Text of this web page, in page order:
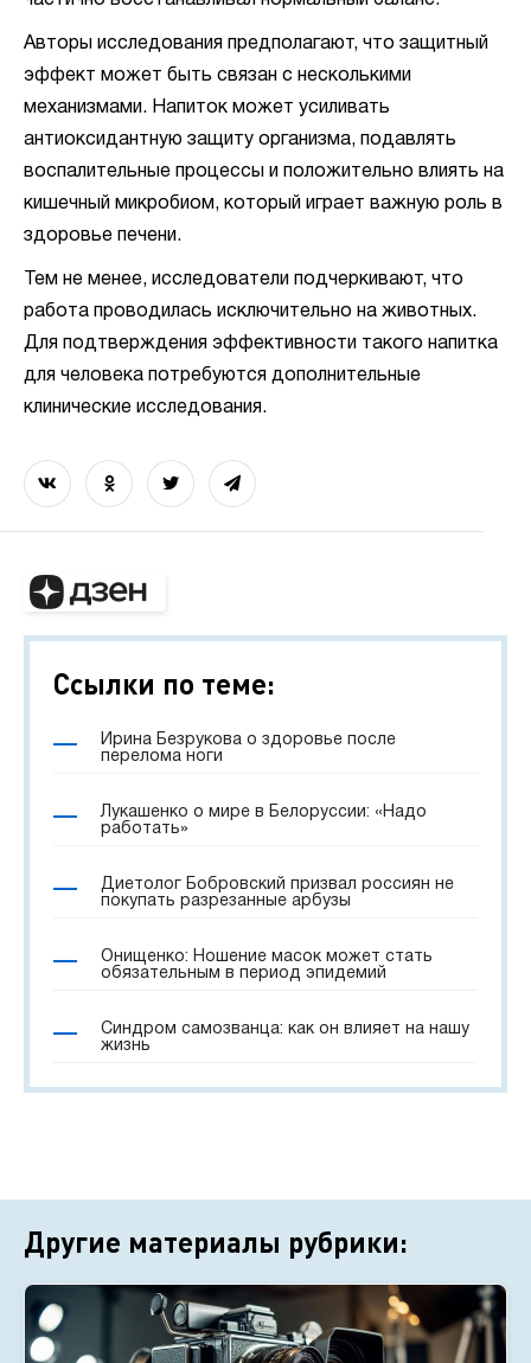
Авторы исследования предполагают, что защитный
эффект может быть связан с несколькими
механизмами. Напиток может усиливать
антиоксидантную защиту организма, подавлять
воспалительные процессы и положительно влиять на
кишечный микробиом, который играет важную роль в
здоровье печени.
Тем не менее, исследователи подчеркивают, что
работа проводилась исключительно на животных.
Для подтверждения эффективности такого напитка
для человека потребуются дополнительные
клинические исследования.
Ссылки по теме:
Ирина Безрукова о здоровье после
перелома ноги
Лукашенко о мире в Белоруссии: «Надо
работать»
Диетолог Бобровский призвал россиян не
покупать разрезанные арбузы
Онищенко: Ношение масок может стать
обязательным в период эпидемий
Синдром самозванца: как он влияет на нашу
жизнь
Другие материалы рубрики: